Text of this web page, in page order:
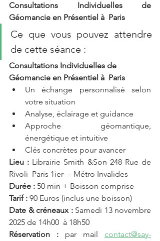
Consultations Individuelles de
Géomancie en Présentiel à  Paris
Ce que vous pouvez attendre
de cette séance :
Consultations Individuelles de
Géomancie en Présentiel à  Paris
Un échange personnalisé selon
votre situation
Analyse, éclairage et guidance
Approche géomantique,
énergétique et intuitive
Clés concrètes pour avancer
Lieu : Librairie Smith &Son 248 Rue de
Rivoli  Paris 1ier  – Métro Invalides
Durée : 50 min + Boisson comprise
Tarif : 90 Euros (inclus une boisson)
Date & créneaux : Samedi 13 novembre
2025 de 14h00  à 18h50
Réservation : par mail contact@say-